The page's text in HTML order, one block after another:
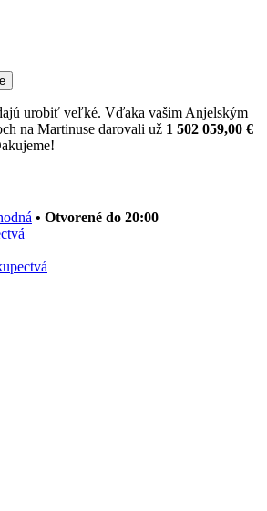
urobiť veľké. Vďaka vašim Anjelským
na Martinuse darovali už 1 502 059,00 €
• Otvorené do 20:00